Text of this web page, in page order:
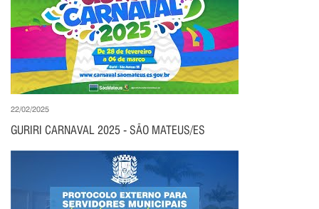
22/02/2025
GURIRI CARNAVAL 2025 - SÃO MATEUS/ES